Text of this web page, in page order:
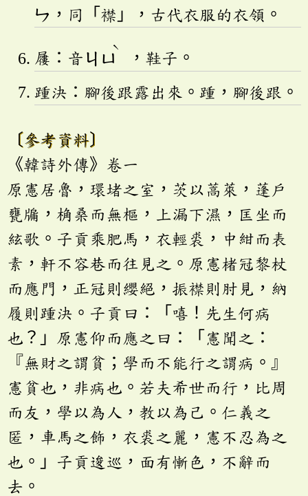
ㄣ ，同「襟」，古代衣服的衣領。
屨：音 ㄐㄩ
ˋ
，鞋子。
踵決：腳後跟露出來。踵，腳後跟。
〔參考資料〕
《韓詩外傳》卷一
原憲居魯，環堵之室，茨以蒿萊，蓬戶
甕牖，桷桑而無樞，上漏下濕，匡坐而
絃歌。子貢乘肥馬，衣輕裘，中紺而表
素，軒不容巷而往見之。原憲楮冠黎杖
而應門，正冠則纓絕，振襟則肘見，納
履則踵決。子貢曰：「嘻！先生何病
也？」原憲仰而應之曰：「憲聞之：
『無財之謂貧；學而不能行之謂病。』
憲貧也，非病也。若夫希世而行，比周
而友，學以為人，教以為己。仁義之
匿，車馬之飾，衣裘之麗，憲不忍為之
也。」子貢逡巡，面有慚色，不辭而
去。